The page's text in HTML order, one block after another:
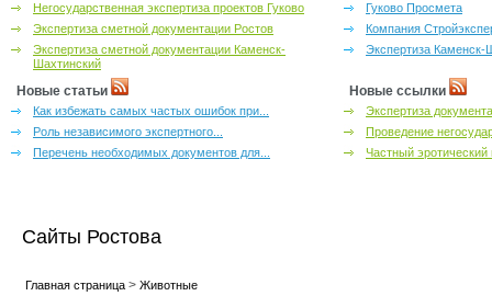
Негосударственная экспертиза проектов Гуково
Экспертиза сметной документации Ростов
Экспертиза сметной документации Каменск-
Шахтинский
Гуково Просмета
Компания
Экспертиза Каменск-
Новые статьи
Как избежать самых частых ошибок при...
Роль независимого экспертного...
Перечень необходимых документов для...
Новые ссылки
Экспертиза
Проведение
Частный
Сайты Ростова
Главная страница> Животные